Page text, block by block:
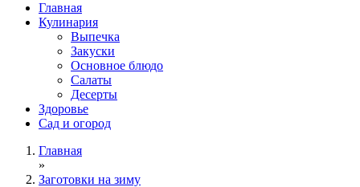
Главная
Кулинария
Выпечка
Закуски
Основное блюдо
Салаты
Десерты
Здоровье
Сад и огород
Главная
»
Заготовки на зиму